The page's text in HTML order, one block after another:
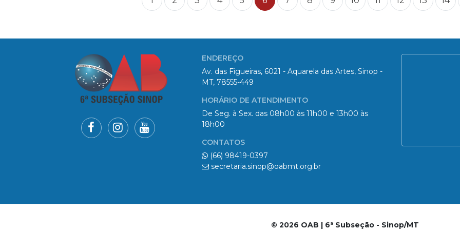
ENDEREÇO
Av. das Figueiras, 6021 - Aquarela das Artes, Sinop -
MT, 78555-449
HORÁRIO DE ATENDIMENTO
De Seg. à Sex. das 08h00 às 11h00 e 13h00 às
18h00
CONTATOS
(66) 98419-0397
secretaria.sinop@oabmt.org.br
© 2026 OAB | 6ª Subseção - Sinop/MT